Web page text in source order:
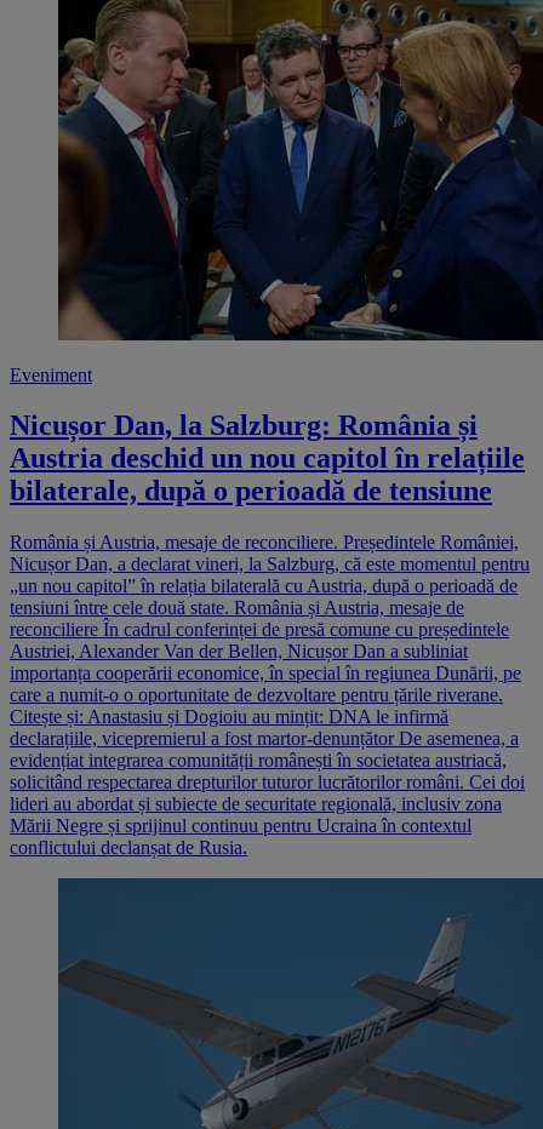
Eveniment
Nicușor Dan, la Salzburg: România și
Austria deschid un nou capitol în relațiile
bilaterale, după o perioadă de tensiune
România și Austria, mesaje de reconciliere. Președintele României,
Nicușor Dan, a declarat vineri, la Salzburg, că este momentul pentru
„un nou capitol” în relația bilaterală cu Austria, după o perioadă de
tensiuni între cele două state. România și Austria, mesaje de
reconciliere În cadrul conferinței de presă comune cu președintele
Austriei, Alexander Van der Bellen, Nicușor Dan a subliniat
importanța cooperării economice, în special în regiunea Dunării, pe
care a numit-o o oportunitate de dezvoltare pentru țările riverane.
Citește și: Anastasiu și Dogioiu au mințit: DNA le infirmă
declarațiile, vicepremierul a fost martor-denunțător De asemenea, a
evidențiat integrarea comunității românești în societatea austriacă,
solicitând respectarea drepturilor tuturor lucrătorilor români. Cei doi
lideri au abordat și subiecte de securitate regională, inclusiv zona
Mării Negre și sprijinul continuu pentru Ucraina în contextul
conflictului declanșat de Rusia.